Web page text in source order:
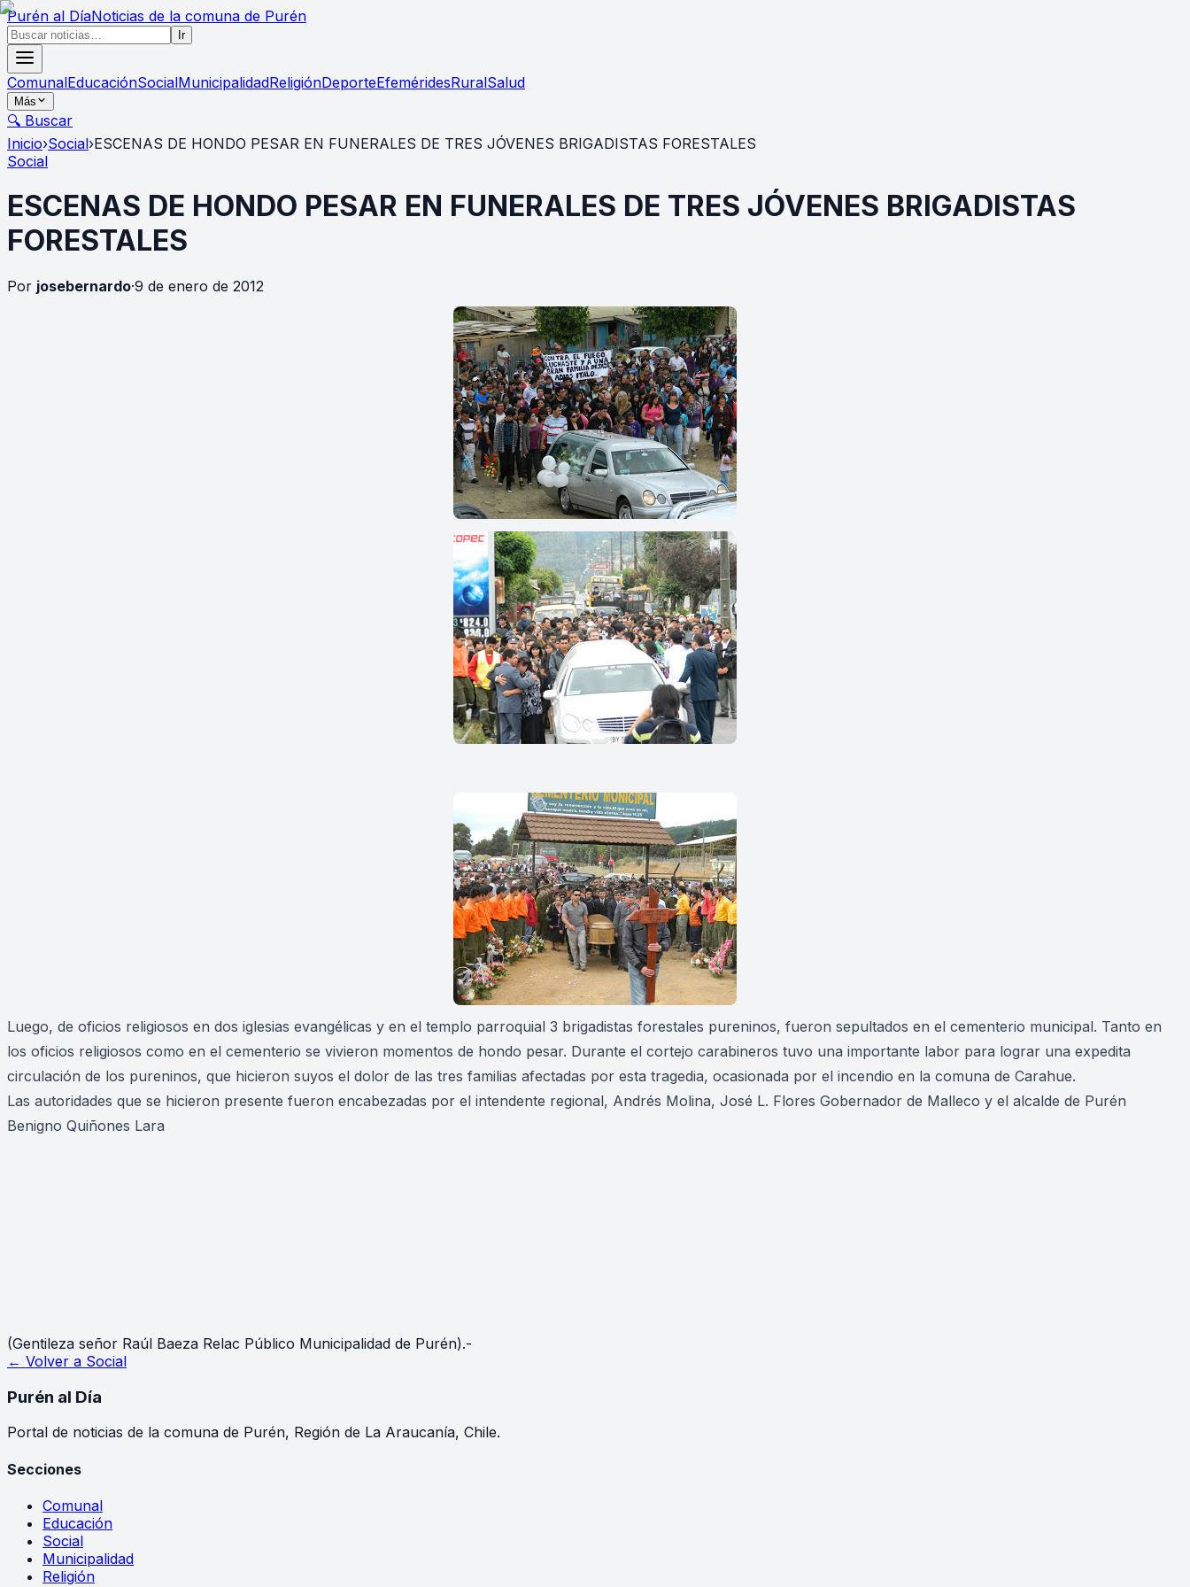
Purén al DíaNoticias de la comuna de Purén
Ir
ComunalEducaciónSocialMunicipalidadReligiónDeporteEfeméridesRuralSalud
Más
🔍 Buscar
Inicio›Social›ESCENAS DE HONDO PESAR EN FUNERALES DE TRES JÓVENES BRIGADISTAS FORESTALES
Social
ESCENAS DE HONDO PESAR EN FUNERALES DE TRES JÓVENES BRIGADISTAS
FORESTALES
Por josebernardo·9 de enero de 2012
Luego, de oficios religiosos en dos iglesias evangélicas y en el templo parroquial 3 brigadistas forestales pureninos, fueron sepultados en el cementerio municipal. Tanto en
los oficios religiosos como en el cementerio se vivieron momentos de hondo pesar. Durante el cortejo carabineros tuvo una importante labor para lograr una expedita
circulación de los pureninos, que hicieron suyos el dolor de las tres familias afectadas por esta tragedia, ocasionada por el incendio en la comuna de Carahue.
Las autoridades que se hicieron presente fueron encabezadas por el intendente regional, Andrés Molina, José L. Flores Gobernador de Malleco y el alcalde de Purén
Benigno Quiñones Lara
(Gentileza señor Raúl Baeza Relac Público Municipalidad de Purén).-
← Volver a Social
Purén al Día
Portal de noticias de la comuna de Purén, Región de La Araucanía, Chile.
Secciones
Comunal
Educación
Social
Municipalidad
Religión